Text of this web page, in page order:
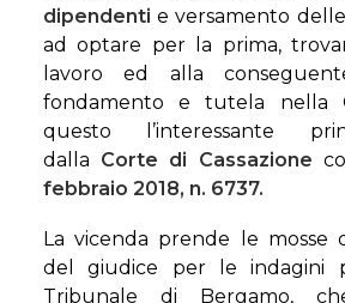
dipendenti e versamento
ad optare per la prima,
lavoro ed alla
fondamento e tutela nella
questo l’interessante
dalla Corte di Cassazione
febbraio 2018, n. 6737.
La vicenda prende le mosse
del giudice per le indagini
Tribunale di Bergamo,